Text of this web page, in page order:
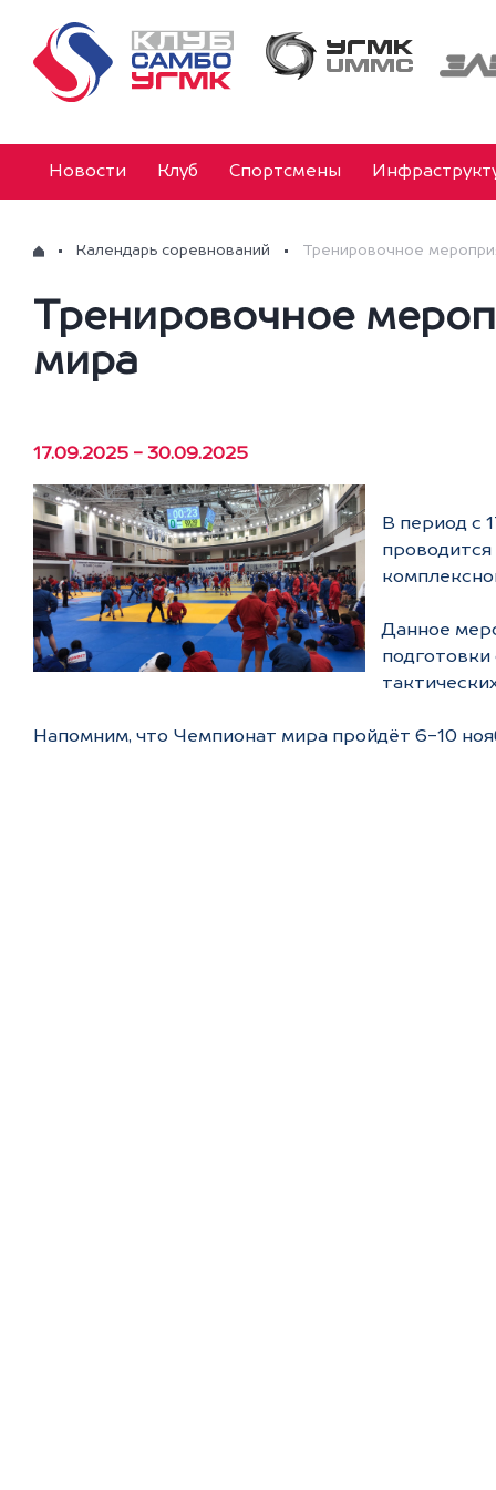
Новости Клуб Спортсмены
Календарь соревнований Тренировочное
Тренировочное
мира
17.09.2025 - 30.09.2025
В период с
Данное
Напомним, что Чемпионат мира пройдёт 6-10